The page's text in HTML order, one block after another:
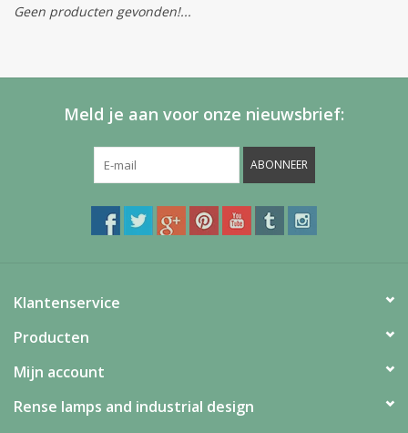
Geen producten gevonden!...
Meld je aan voor onze nieuwsbrief:
ABONNEER
Klantenservice
Producten
Mijn account
Rense lamps and industrial design